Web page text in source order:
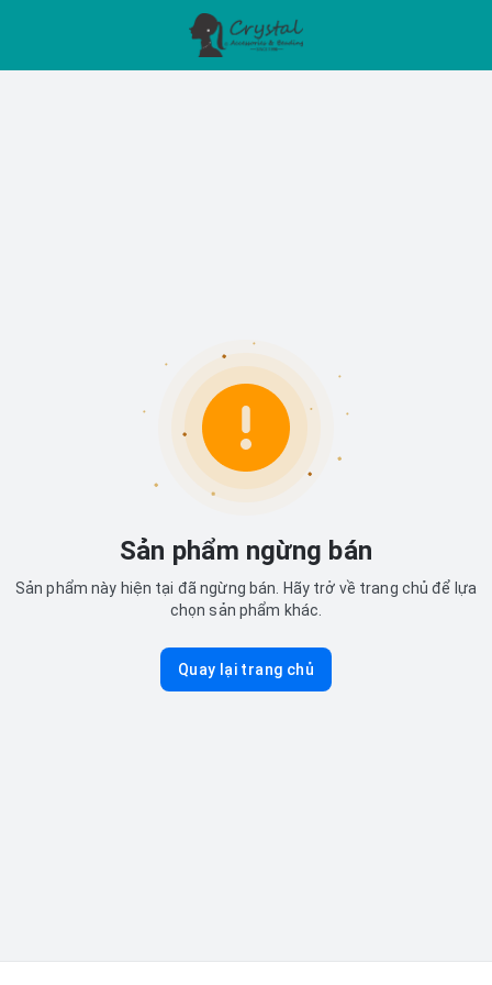
Sản phẩm ngừng bán
Sản phẩm này hiện tại đã ngừng bán. Hãy trở về trang chủ để lựa
chọn sản phẩm khác.
Quay lại trang chủ